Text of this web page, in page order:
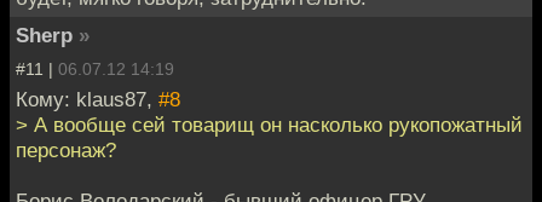
Sherp »
#11 | 06.07.12 14:19
Кому: klaus87, #8
> А вообще сей товарищ он насколько рукопожатный
персонаж?